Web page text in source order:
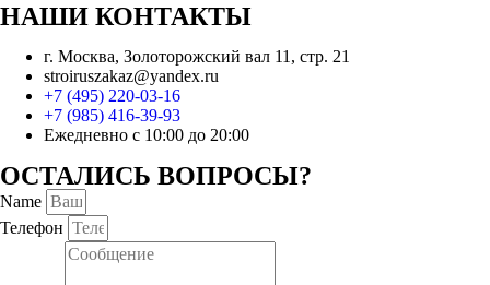
НАШИ КОНТАКТЫ
г. Москва, Золоторожский вал 11, стр. 21
stroiruszakaz@yandex.ru
+7 (495) 220-03-16
+7 (985) 416-39-93
Ежедневно с 10:00 до 20:00
ОСТАЛИСЬ ВОПРОСЫ?
Name
Телефон